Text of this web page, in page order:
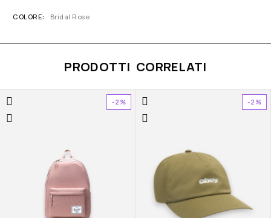
COLORE Bridal Rose
PRODOTTI CORRELATI
-2% -2%